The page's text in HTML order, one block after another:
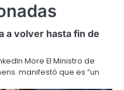
a volver hasta fin de
More El Ministro de
manifestó que es “un